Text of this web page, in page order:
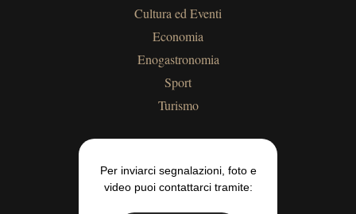
Cultura ed Eventi
Economia
Enogastronomia
Sport
Turismo
Per inviarci segnalazioni, foto e
video puoi contattarci tramite: